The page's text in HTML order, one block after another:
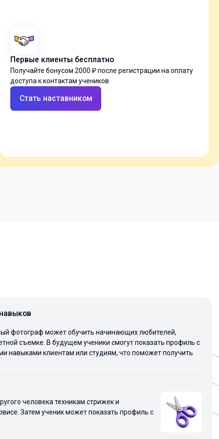
Первые клиенты бесплатно
Получайте бонусом 2000 ₽ после регистрации на оплату
доступа к контактам учеников
Стать наставником
фотограф может обучить начинающих любителей,
съемке. В будущем ученики смогут показать профиль с
навыками клиентам или студиям, что поможет получить
человека техникам стрижек и
Затем ученик может показать профиль с